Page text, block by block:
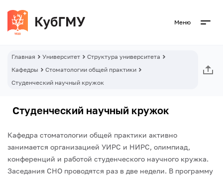
Меню
Главная Университет
Структура университета
Кафедры
Стоматологии общей практики
Студенческий научный кружок
Студенческий научный кружок
Кафедра стоматологии общей практики активно
занимается организацией УИРС и НИРС, олимпиад,
конференций и работой студенческого научного кружка.
Заседания СНО проводятся раз в две недели. В программу